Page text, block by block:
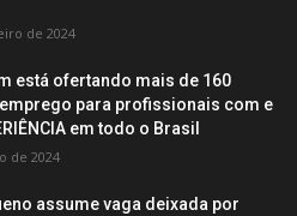
de 2024
está ofertando mais de 160
para profissionais com e
em todo o Brasil
de 2024
assume vaga deixada por